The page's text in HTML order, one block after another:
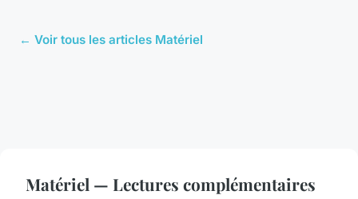
← Voir tous les articles Matériel
Matériel — Lectures complémentaires